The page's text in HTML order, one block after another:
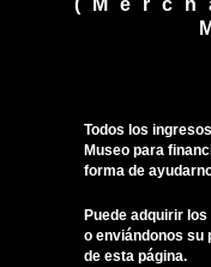
Todos los
Museo para
forma de
Puede adquirir
o enviándonos su
de esta página.